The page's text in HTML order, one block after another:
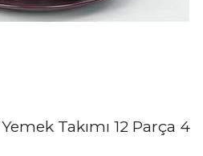
Takımı 12 Parça 4